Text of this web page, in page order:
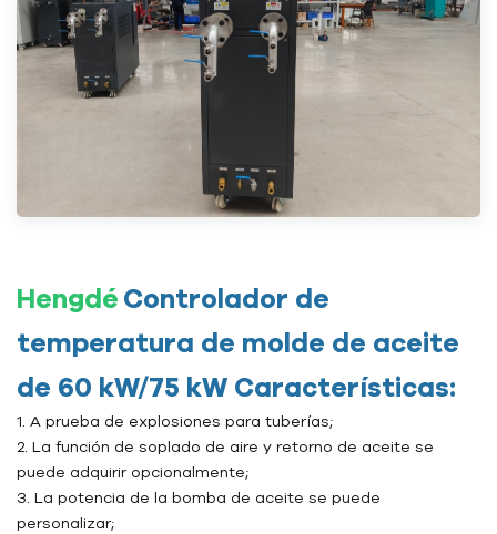
Hengdé Controlador de
temperatura de molde de aceite
de 60 kW/75 kW Características:
1. A prueba de explosiones para tuberías;
2. La función de soplado de aire y retorno de aceite se
puede adquirir opcionalmente;
3. La potencia de la bomba de aceite se puede
personalizar;